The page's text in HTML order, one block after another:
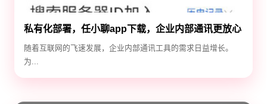
私有化部署，任小聊app下载，企业内部通讯更放心
随着互联网的飞速发展，企业内部通讯工具的需求日益增长。
为...